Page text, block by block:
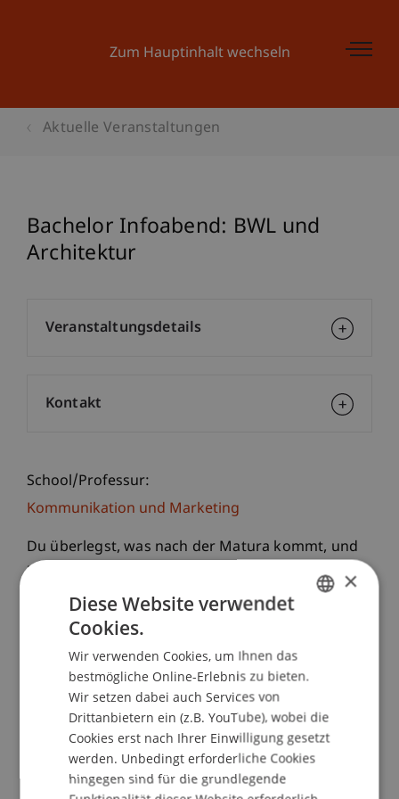
Zum Hauptinhalt wechseln
Aktuelle Veranstaltungen
Bachelor Infoabend: BWL und
Architektur
School/Professur:
Kommunikation und Marketing
Du überlegst, was nach der Matura kommt, und
möchtest dir ein echtes Bild machen, bevor du
dich entscheidest? Dann komm an unseren
Bachelor Infoabend an der Universität
Liechtenstein. Hier lernst du unsere beiden
Bachelorstudiengänge persönlich kennen und
bekommst Antworten auf alles, was für deine
Zukunft wirklich zählt.
Bachelorstudiengänge im Fokus
• Bachelor Betriebswirtschaftslehre (BWL)
• Bachelor Architektur
Veranstaltungsdetails
Kontakt
×
Diese Website verwendet
Cookies.
Wir verwenden Cookies, um Ihnen das
bestmögliche Online-Erlebnis zu bieten.
Wir setzen dabei auch Services von
Drittanbietern ein (z.B. YouTube), wobei die
Cookies erst nach Ihrer Einwilligung gesetzt
werden. Unbedingt erforderliche Cookies
hingegen sind für die grundlegende